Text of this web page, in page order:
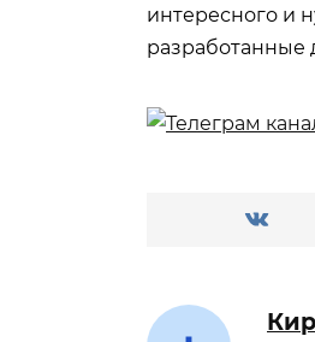
интересного и
разработанные